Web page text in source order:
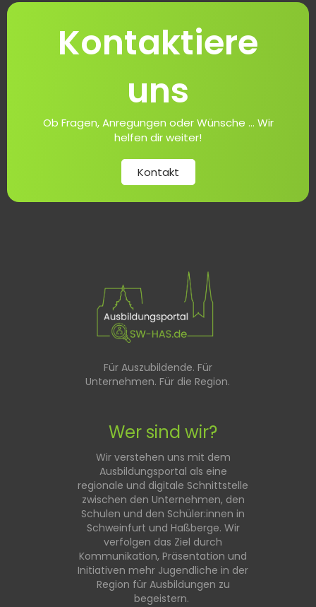
Kontaktiere
uns
Ob Fragen, Anregungen oder Wünsche ... Wir
helfen dir weiter!
Kontakt
Für Auszubildende. Für
Unternehmen. Für die Region.
Wer sind wir?
Wir verstehen uns mit dem
Ausbildungsportal als eine
regionale und digitale Schnittstelle
zwischen den Unternehmen, den
Schulen und den Schüler:innen in
Schweinfurt und Haßberge. Wir
verfolgen das Ziel durch
Kommunikation, Präsentation und
Initiativen mehr Jugendliche in der
Region für Ausbildungen zu
begeistern.